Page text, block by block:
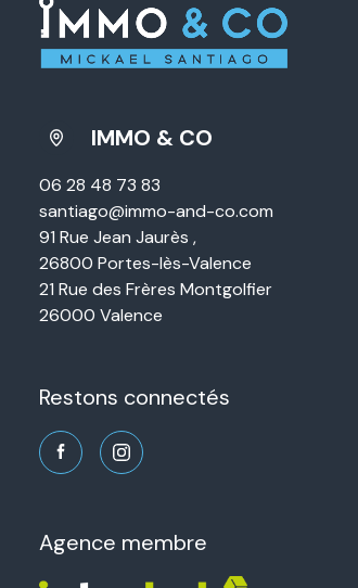
IMMO & CO
06 28 48 73 83
santiago@immo-and-co.com
91 Rue Jean Jaurès ,
26800 Portes-lès-Valence
21 Rue des Frères Montgolfier
26000 Valence
restons connectés
agence membre